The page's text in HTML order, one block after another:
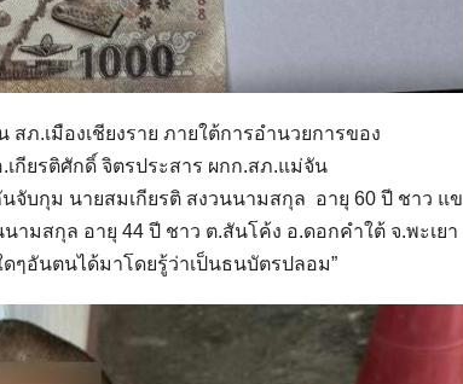
ภ.เมืองเชียงราย ภายใต้การอำนวยการของ
กียรติศักดิ์ จิตรประสาร ผกก.สภ.แม่จัน
นจับกุม นายสมเกียรติ สงวนนามสกุล อายุ 60 ปี ชาว แข
มสกุล อายุ 44 ปี ชาว ต.สันโค้ง อ.ดอกคำใต้ จ.พะเยา
ๆอันตนได้มาโดยรู้ว่าเป็นธนบัตรปลอม”